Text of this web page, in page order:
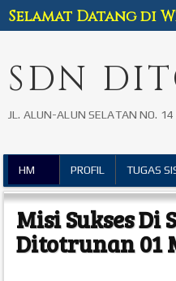
SDN
JL. ALUN-ALUN SELATAN NO.
Selamat Datang di
HM PROFIL TUGAS
Misi Sukses Di
Ditotrunan 01